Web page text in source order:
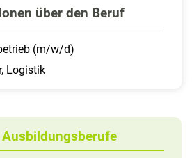
über den Beruf
(m/w/d)
Logistik
Ausbildungsberufe